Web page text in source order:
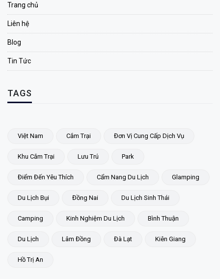
Trang chủ
Liên hệ
Blog
Tin Tức
TAGS
Việt Nam Cắm Trại Đơn Vị Cung Cấp Dịch Vụ
Khu Cắm Trại Lưu Trú Park
Điểm Đến Yêu Thích Cẩm Nang Du Lịch Glamping
Du Lịch Bụi Đồng Nai Du Lịch Sinh Thái
Camping Kinh Nghiệm Du Lịch Bình Thuận
Du Lịch Lâm Đồng Đà Lạt Kiên Giang
Hồ Trị An